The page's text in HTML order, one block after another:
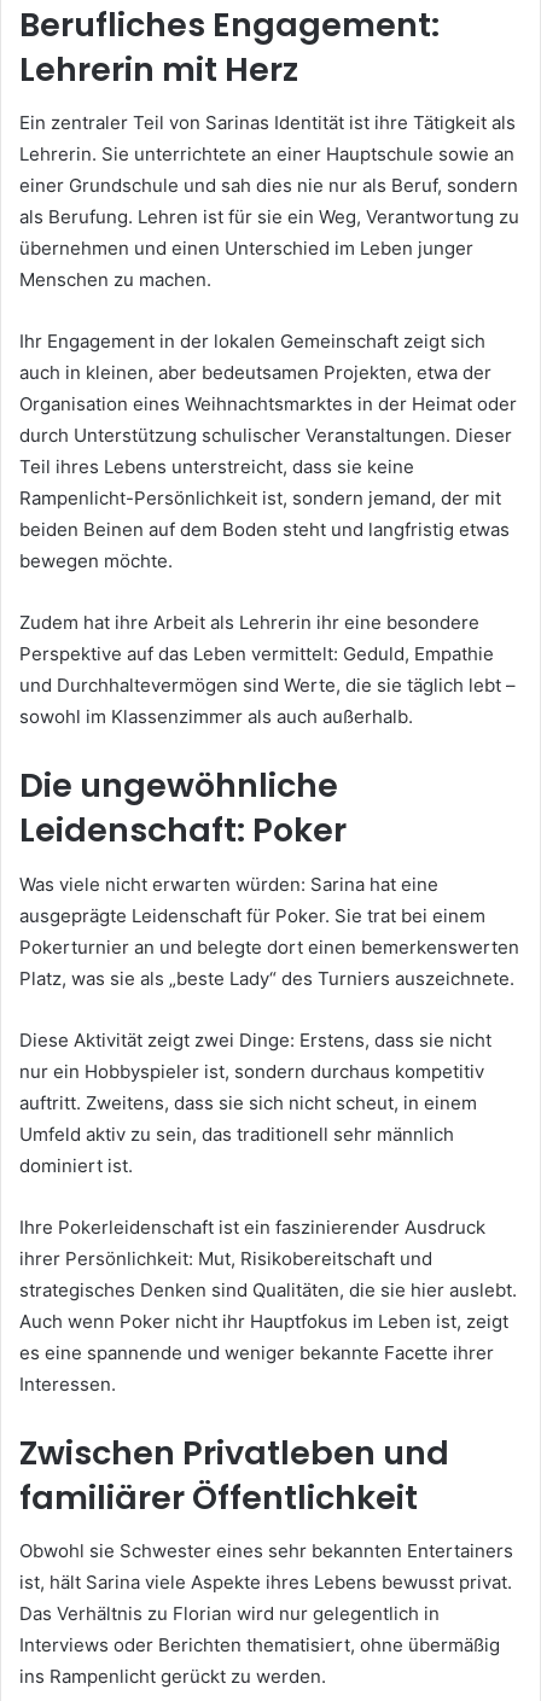
Berufliches Engagement:
Lehrerin mit Herz
Ein zentraler Teil von Sarinas Identität ist ihre Tätigkeit als
Lehrerin. Sie unterrichtete an einer Hauptschule sowie an
einer Grundschule und sah dies nie nur als Beruf, sondern
als Berufung. Lehren ist für sie ein Weg, Verantwortung zu
übernehmen und einen Unterschied im Leben junger
Menschen zu machen.
Ihr Engagement in der lokalen Gemeinschaft zeigt sich
auch in kleinen, aber bedeutsamen Projekten, etwa der
Organisation eines Weihnachtsmarktes in der Heimat oder
durch Unterstützung schulischer Veranstaltungen. Dieser
Teil ihres Lebens unterstreicht, dass sie keine
Rampenlicht-Persönlichkeit ist, sondern jemand, der mit
beiden Beinen auf dem Boden steht und langfristig etwas
bewegen möchte.
Zudem hat ihre Arbeit als Lehrerin ihr eine besondere
Perspektive auf das Leben vermittelt: Geduld, Empathie
und Durchhaltevermögen sind Werte, die sie täglich lebt –
sowohl im Klassenzimmer als auch außerhalb.
Die ungewöhnliche
Leidenschaft: Poker
Was viele nicht erwarten würden: Sarina hat eine
ausgeprägte Leidenschaft für Poker. Sie trat bei einem
Pokerturnier an und belegte dort einen bemerkenswerten
Platz, was sie als „beste Lady“ des Turniers auszeichnete.
Diese Aktivität zeigt zwei Dinge: Erstens, dass sie nicht
nur ein Hobbyspieler ist, sondern durchaus kompetitiv
auftritt. Zweitens, dass sie sich nicht scheut, in einem
Umfeld aktiv zu sein, das traditionell sehr männlich
dominiert ist.
Ihre Pokerleidenschaft ist ein faszinierender Ausdruck
ihrer Persönlichkeit: Mut, Risikobereitschaft und
strategisches Denken sind Qualitäten, die sie hier auslebt.
Auch wenn Poker nicht ihr Hauptfokus im Leben ist, zeigt
es eine spannende und weniger bekannte Facette ihrer
Interessen.
Zwischen Privatleben und
familiärer Öffentlichkeit
Obwohl sie Schwester eines sehr bekannten Entertainers
ist, hält Sarina viele Aspekte ihres Lebens bewusst privat.
Das Verhältnis zu Florian wird nur gelegentlich in
Interviews oder Berichten thematisiert, ohne übermäßig
ins Rampenlicht gerückt zu werden.